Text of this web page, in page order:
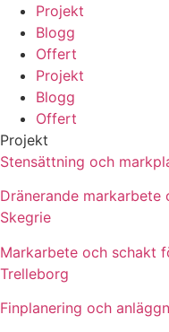
Projekt
Blogg
Offert
Projekt
Blogg
Offert
Projekt
Stensättning och
Dränerande
Skegrie
Markarbete och schakt
Trelleborg
Finplanering och